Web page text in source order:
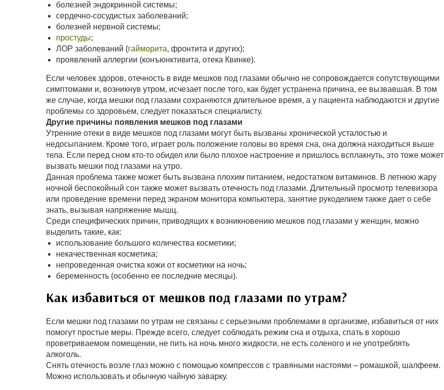
болезней эндокринной системы;
сердечно-сосудистых заболеваний;
болезней нервной системы;
простуды;
ЛОР заболеваний (гайморита, фронтита и других);
проявлений аллергии (конъюнктивита, отека Квинке).
Если человек здоров, отечность в виде мешков под глазами обычно не сопровождается сопутствующими
симптомами и, возникнув утром, исчезает после того, как будет устранена причина, ее вызвавшая. В том
же случае, когда мешки под глазами сохраняются длительное время, а у пациента наблюдаются и другие
проблемы со здоровьем, следует показаться специалисту.
Другие причины появления мешков под глазами
Утренние отеки в виде мешков под глазами могут быть вызваны хронической усталостью и
недосыпанием. Кроме того, играет роль положение головы во время сна, она должна находиться выше
тела. Если перед сном кто-то обидел или было плохое настроение и пришлось всплакнуть, это тоже может
вызвать мешки под глазами на утро.
Данная проблема также может быть вызвана плохим питанием, недостатком витаминов. В летнюю жару
ночной беспокойный сон также может вызвать отечность под глазами. Длительный просмотр телевизора
или проведение времени перед экраном монитора компьютера, занятие рукоделием также дает о себе
знать, вызывая напряжение мышц.
Среди специфических причин, приводящих к возникновению мешков под глазами у женщин, можно
выделить такие, как:
использование большого количества косметики;
некачественная косметика;
непроведенная очистка кожи от косметики на ночь;
беременность (особенно ее последние месяцы).
Как избавиться от мешков под глазами по утрам?
Если мешки под глазами по утрам не связаны с серьезными проблемами в организме, избавиться от них
помогут простые меры. Прежде всего, следует соблюдать режим сна и отдыха, спать в хорошо
проветриваемом помещении, не пить на ночь много жидкости, не есть соленого и не употреблять
алкоголь.
Снять отечность возле глаз можно с помощью компрессов с травяными настоями – ромашкой, шалфеем.
Можно использовать и обычную чайную заварку.